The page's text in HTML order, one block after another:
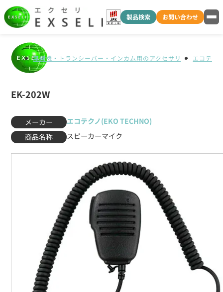
製品検索 お問い合わせ
無線機・トランシーバー・インカム用のアクセサリ エコテク
EK-202W
メーカー
エコテクノ(EKO TECHNO)
商品名称
スピーカーマイク